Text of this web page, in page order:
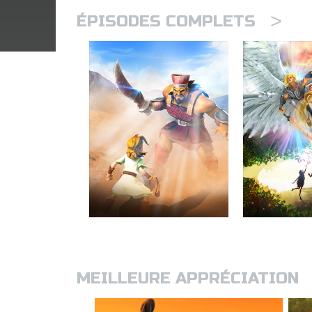
ÉPISODES COMPLETS >
MEILLEURE APPRÉCIATION